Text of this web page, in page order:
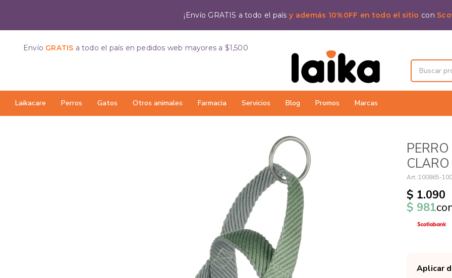
¡Envío GRATIS a todo el paísy además 10%0FF en todo el sitio con
Laikacare Perros Gatos Otros animales Farmacia Servicios Blog Promos Marcas
Envío GRATIS a todo el país en pedidos web mayores a $1,500
100865-
$ 1.090
$ 981
Aplicar